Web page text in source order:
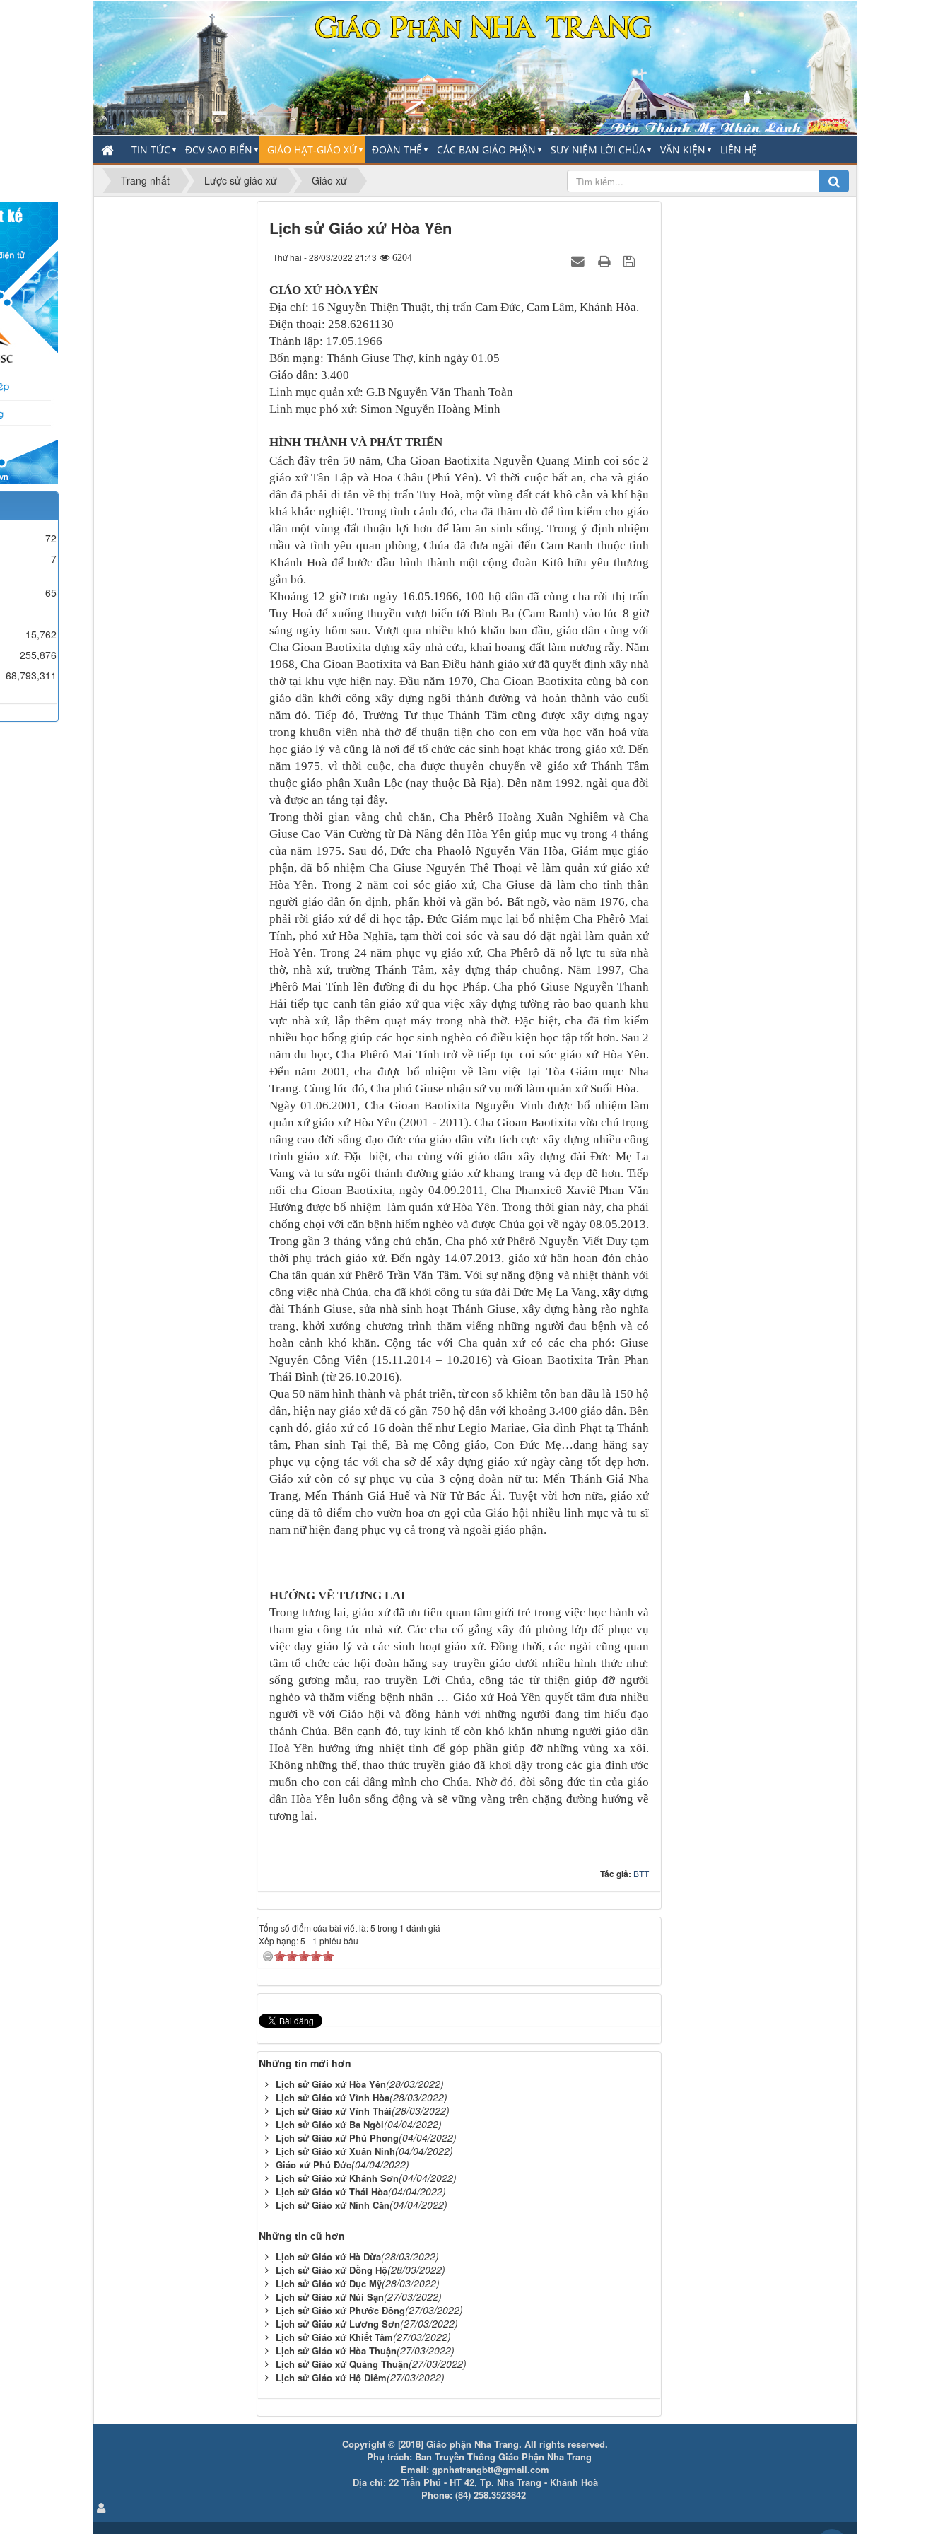
TIN TỨC ▼ ĐCV SAO BIỂN ▼ GIÁO HẠT-GIÁO XỨ▼ ĐOÀN THỂ ▼ CÁC BAN GIÁO PHẬN ▼ SUY NIỆM LỜI CHÚA ▼ VĂN KIỆN ▼ LIÊN HỆ
Trang nhất Lược sử giáo xứ Giáo xứ
Lịch sử Giáo xứ Hòa Yên
Thứ hai - 28/03/2022 21:43 6204
GIÁO XỨ HÒA YÊN
Địa chỉ: 16 Nguyễn Thiện Thuật, thị trấn Cam Đức, Cam Lâm, Khánh Hòa.
Điện thoại: 258.6261130
Thành lập: 17.05.1966
Bổn mạng: Thánh Giuse Thợ, kính ngày 01.05
Giáo dân: 3.400
Linh mục quản xứ: G.B Nguyễn Văn Thanh Toàn
Linh mục phó xứ: Simon Nguyễn Hoàng Minh
HÌNH THÀNH VÀ PHÁT TRIỂN
Cách đây trên 50 năm, Cha Gioan Baotixita Nguyễn Quang Minh coi sóc 2
giáo xứ Tân Lập và Hoa Châu (Phú Yên). Vì thời cuộc bất an, cha và giáo
dân đã phải di tản về thị trấn Tuy Hoà, một vùng đất cát khô cằn và khí hậu
khá khắc nghiệt. Trong tình cảnh đó, cha đã thăm dò để tìm kiếm cho giáo
dân một vùng đất thuận lợi hơn để làm ăn sinh sống. Trong ý định nhiệm
mầu và tình yêu quan phòng, Chúa đã đưa ngài đến Cam Ranh thuộc tỉnh
Khánh Hoà để bước đầu hình thành một cộng đoàn Kitô hữu yêu thương
gắn bó.
Khoảng 12 giờ trưa ngày 16.05.1966, 100 hộ dân đã cùng cha rời thị trấn
Tuy Hoà để xuống thuyền vượt biển tới Bình Ba (Cam Ranh) vào lúc 8 giờ
sáng ngày hôm sau. Vượt qua nhiều khó khăn ban đầu, giáo dân cùng với
Cha Gioan Baotixita dựng xây nhà cửa, khai hoang đất làm nương rẫy. Năm
1968, Cha Gioan Baotixita và Ban Điều hành giáo xứ đã quyết định xây nhà
thờ tại khu vực hiện nay. Đầu năm 1970, Cha Gioan Baotixita cùng bà con
giáo dân khởi công xây dựng ngôi thánh đường và hoàn thành vào cuối
năm đó. Tiếp đó, Trường Tư thục Thánh Tâm cũng được xây dựng ngay
trong khuôn viên nhà thờ để thuận tiện cho con em vừa học văn hoá vừa
học giáo lý và cũng là nơi để tổ chức các sinh hoạt khác trong giáo xứ. Đến
năm 1975, vì thời cuộc, cha được thuyên chuyển về giáo xứ Thánh Tâm
thuộc giáo phận Xuân Lộc (nay thuộc Bà Rịa). Đến năm 1992, ngài qua đời
và được an táng tại đây.
Trong thời gian vắng chủ chăn, Cha Phêrô Hoàng Xuân Nghiêm và Cha
Giuse Cao Văn Cường từ Đà Nẵng đến Hòa Yên giúp mục vụ trong 4 tháng
của năm 1975. Sau đó, Đức cha Phaolô Nguyễn Văn Hòa, Giám mục giáo
phận, đã bổ nhiệm Cha Giuse Nguyễn Thế Thoại về làm quản xứ giáo xứ
Hòa Yên. Trong 2 năm coi sóc giáo xứ, Cha Giuse đã làm cho tinh thần
người giáo dân ổn định, phấn khởi và gắn bó. Bất ngờ, vào năm 1976, cha
phải rời giáo xứ để đi học tập. Đức Giám mục lại bổ nhiệm Cha Phêrô Mai
Tính, phó xứ Hòa Nghĩa, tạm thời coi sóc và sau đó đặt ngài làm quản xứ
Hoà Yên. Trong 24 năm phục vụ giáo xứ, Cha Phêrô đã nỗ lực tu sửa nhà
thờ, nhà xứ, trường Thánh Tâm, xây dựng tháp chuông. Năm 1997, Cha
Phêrô Mai Tính lên đường đi du học Pháp. Cha phó Giuse Nguyễn Thanh
Hải tiếp tục canh tân giáo xứ qua việc xây dựng tường rào bao quanh khu
vực nhà xứ, lắp thêm quạt máy trong nhà thờ. Đặc biệt, cha đã tìm kiếm
nhiều học bổng giúp các học sinh nghèo có điều kiện học tập tốt hơn. Sau 2
năm du học, Cha Phêrô Mai Tính trở về tiếp tục coi sóc giáo xứ Hòa Yên.
Đến năm 2001, cha được bổ nhiệm về làm việc tại Tòa Giám mục Nha
Trang. Cùng lúc đó, Cha phó Giuse nhận sứ vụ mới làm quản xứ Suối Hòa.
Ngày 01.06.2001, Cha Gioan Baotixita Nguyễn Vinh được bổ nhiệm làm
quản xứ giáo xứ Hòa Yên (2001 - 2011). Cha Gioan Baotixita vừa chú trọng
nâng cao đời sống đạo đức của giáo dân vừa tích cực xây dựng nhiều công
trình giáo xứ. Đặc biệt, cha cùng với giáo dân xây dựng đài Đức Mẹ La
Vang và tu sửa ngôi thánh đường giáo xứ khang trang và đẹp đẽ hơn. Tiếp
nối cha Gioan Baotixita, ngày 04.09.2011, Cha Phanxicô Xaviê Phan Văn
Hướng được bổ nhiệm làm quản xứ Hòa Yên. Trong thời gian này, cha phải
chống chọi với căn bệnh hiểm nghèo và được Chúa gọi về ngày 08.05.2013.
Trong gần 3 tháng vắng chủ chăn, Cha phó xứ Phêrô Nguyễn Viết Duy tạm
thời phụ trách giáo xứ. Đến ngày 14.07.2013, giáo xứ hân hoan đón chào
Cha tân quản xứ Phêrô Trần Văn Tâm. Với sự năng động và nhiệt thành với
công việc nhà Chúa, cha đã khởi công tu sửa đài Đức Mẹ La Vang,xây dựng
đài Thánh Giuse, sửa nhà sinh hoạt Thánh Giuse, xây dựng hàng rào nghĩa
trang, khởi xướng chương trình thăm viếng những người đau bệnh và có
hoàn cảnh khó khăn. Cộng tác với Cha quản xứ có các cha phó: Giuse
Nguyễn Công Viên (15.11.2014 – 10.2016) và Gioan Baotixita Trần Phan
Thái Bình (từ 26.10.2016).
Qua 50 năm hình thành và phát triển, từ con số khiêm tốn ban đầu là 150 hộ
dân, hiện nay giáo xứ đã có gần 750 hộ dân với khoảng 3.400 giáo dân. Bên
cạnh đó, giáo xứ có 16 đoàn thể như Legio Mariae, Gia đình Phạt tạ Thánh
tâm, Phan sinh Tại thế, Bà mẹ Công giáo, Con Đức Mẹ…đang hăng say
phục vụ cộng tác với cha sở để xây dựng giáo xứ ngày càng tốt đẹp hơn.
Giáo xứ còn có sự phục vụ của 3 cộng đoàn nữ tu: Mến Thánh Giá Nha
Trang, Mến Thánh Giá Huế và Nữ Tử Bác Ái. Tuyệt vời hơn nữa, giáo xứ
cũng đã tô điểm cho vườn hoa ơn gọi của Giáo hội nhiều linh mục và tu sĩ
nam nữ hiện đang phục vụ cả trong và ngoài giáo phận.
HƯỚNG VỀ TƯƠNG LAI
Trong tương lai, giáo xứ đã ưu tiên quan tâm giới trẻ trong việc học hành và
tham gia công tác nhà xứ. Các cha cố gắng xây đủ phòng lớp để phục vụ
việc dạy giáo lý và các sinh hoạt giáo xứ. Đồng thời, các ngài cũng quan
tâm tổ chức các hội đoàn hăng say truyền giáo dưới nhiều hình thức như:
sống gương mẫu, rao truyền Lời Chúa, công tác từ thiện giúp đỡ người
nghèo và thăm viếng bệnh nhân … Giáo xứ Hoà Yên quyết tâm đưa nhiều
người về với Giáo hội và đồng hành với những người đang tìm hiểu đạo
thánh Chúa. Bên cạnh đó, tuy kinh tế còn khó khăn nhưng người giáo dân
Hoà Yên hưởng ứng nhiệt tình để góp phần giúp đỡ những vùng xa xôi.
Không những thế, thao thức truyền giáo đã khơi dậy trong các gia đình ước
muốn cho con cái dâng mình cho Chúa. Nhờ đó, đời sống đức tin của giáo
dân Hòa Yên luôn sống động và sẽ vững vàng trên chặng đường hướng về
tương lai.
Tác giả: BTT
Tổng số điểm của bài viết là: 5 trong 1 đánh giá
Xếp hạng:5 - 1 phiếu bầu
Những tin mới hơn
Lịch sử Giáo xứ Hòa Yên(28/03/2022)
Lịch sử Giáo xứ Vĩnh Hòa(28/03/2022)
Lịch sử Giáo xứ Vĩnh Thái(28/03/2022)
Lịch sử Giáo xứ Ba Ngòi(04/04/2022)
Lịch sử Giáo xứ Phú Phong(04/04/2022)
Lịch sử Giáo xứ Xuân Ninh(04/04/2022)
Giáo xứ Phú Đức(04/04/2022)
Lịch sử Giáo xứ Khánh Sơn(04/04/2022)
Lịch sử Giáo xứ Thái Hòa(04/04/2022)
Lịch sử Giáo xứ Ninh Căn(04/04/2022)
Những tin cũ hơn
Lịch sử Giáo xứ Hà Dừa(28/03/2022)
Lịch sử Giáo xứ Đồng Hộ(28/03/2022)
Lịch sử Giáo xứ Dục Mỹ(28/03/2022)
Lịch sử Giáo xứ Núi Sạn(27/03/2022)
Lịch sử Giáo xứ Phước Đồng(27/03/2022)
Lịch sử Giáo xứ Lương Sơn(27/03/2022)
Lịch sử Giáo xứ Khiết Tâm(27/03/2022)
Lịch sử Giáo xứ Hòa Thuận(27/03/2022)
Lịch sử Giáo xứ Quảng Thuận(27/03/2022)
Lịch sử Giáo xứ Hộ Diêm(27/03/2022)
72
7
65
15,762
255,876
68,793,311
Copyright © [2018] Giáo phận Nha Trang. All rights reserved.
Phụ trách: Ban Truyền Thông Giáo Phận Nha Trang
Email: gpnhatrangbtt@gmail.com
Địa chỉ: 22 Trần Phú - HT 42, Tp. Nha Trang - Khánh Hoà
Phone: (84) 258.3523842